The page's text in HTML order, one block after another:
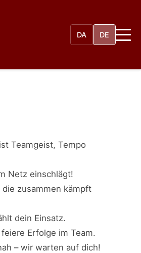
DA DE
Teamgeist, Tempo
Netz einschlägt!
zusammen kämpft
dein Einsatz.
Erfolge im Team.
– wir warten auf dich!